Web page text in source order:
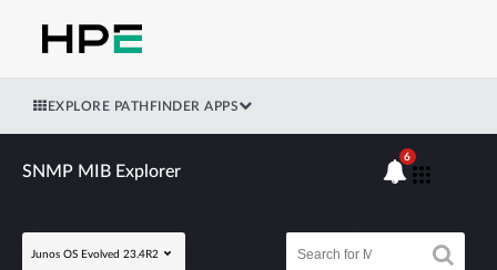
EXPLORE PATHFINDER APPS
SNMP MIB Explorer
Junos OS Evolved 23.4R2
6